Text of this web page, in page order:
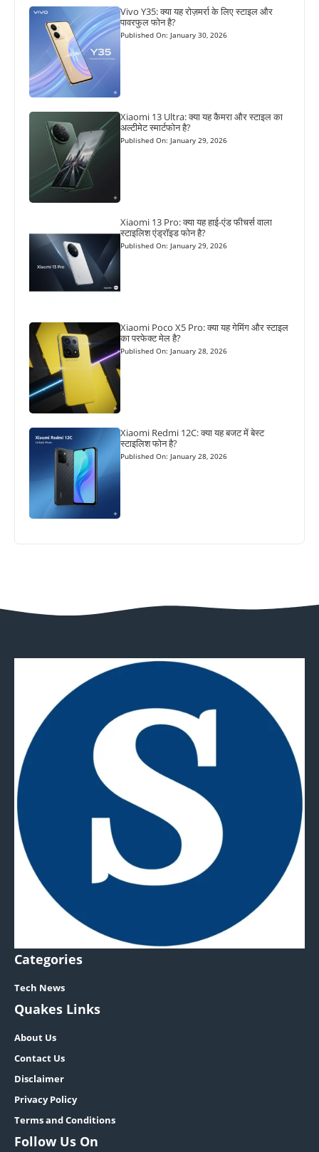
Vivo Y35: क्या यह रोज़मर्रा के लिए स्टाइल और
पावरफुल फोन है?
Published On: January 30, 2026
Xiaomi 13 Ultra: क्या यह कैमरा और स्टाइल का
अल्टीमेट स्मार्टफोन है?
Published On: January 29, 2026
Xiaomi 13 Pro: क्या यह हाई-एंड फीचर्स वाला
स्टाइलिश एंड्रॉइड फोन है?
Published On: January 29, 2026
Xiaomi Poco X5 Pro: क्या यह गेमिंग और स्टाइल
का परफेक्ट मेल है?
Published On: January 28, 2026
Xiaomi Redmi 12C: क्या यह बजट में बेस्ट
स्टाइलिश फोन है?
Published On: January 28, 2026
Categories
Tech News
Quakes Links
About Us
Contact Us
Disclaimer
Privacy Policy
Terms and Conditions
Follow Us On